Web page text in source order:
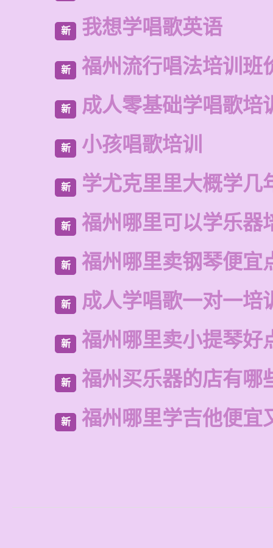
新 我想学唱歌英语
新 福州流行唱法培训班
新 成人零基础学唱歌培
新 小孩唱歌培训
新 学尤克里里大概学几
新 福州哪里可以学乐器
新 福州哪里卖钢琴便宜
新 成人学唱歌一对一培
新 福州哪里卖小提琴好
新 福州买乐器的店有哪
新 福州哪里学吉他便宜